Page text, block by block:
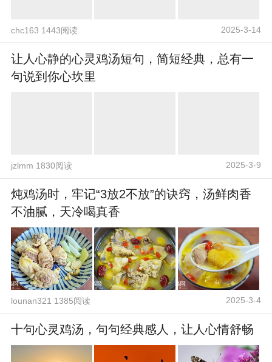
chc163 1443阅读 2025-3-14
让人心静的心灵鸡汤短句，简短经典，总有一
句说到你心坎里
jzlmm 1830阅读 2025-3-9
炖鸡汤时，牢记“3放2不放”的诀窍，汤鲜肉香
不油腻，天冷喝真香
lounan321 1385阅读 2025-3-4
十句心灵鸡汤，句句经典感人，让人心情舒畅